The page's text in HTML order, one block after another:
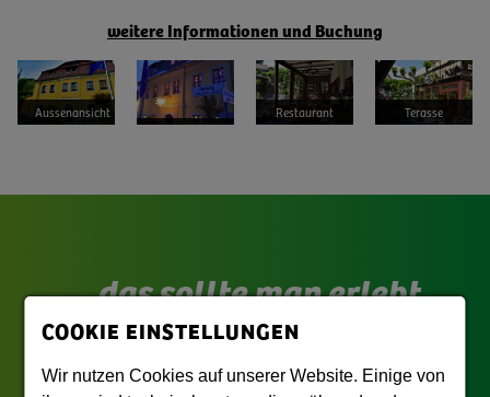
weitere Informationen und Buchung
Bild vergrößern
Aussenansicht
Bild vergrößern Bild vergrößern
Restaurant
Bild vergrößern
Terasse
... das sollte man erlebt
haben!
COOKIE EINSTELLUNGEN
Wir nutzen Cookies auf unserer Website. Einige von